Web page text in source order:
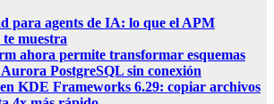
para agents de IA: lo que el APM
muestra
ahora permite transformar esquemas
PostgreSQL sin conexión
KDE Frameworks 6.29: copiar archivos